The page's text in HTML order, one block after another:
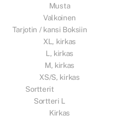
Musta
Valkoinen
Tarjotin / kansi Boksiin
XL, kirkas
L, kirkas
M, kirkas
XS/S, kirkas
Sortterit
Sortteri L
Kirkas